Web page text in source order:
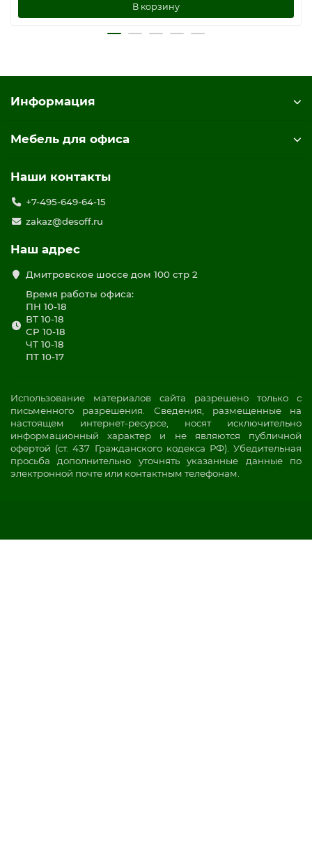
В корзину
Информация
Мебель для офиса
Наши контакты
+7-495-649-64-15
zakaz@desoff.ru
Наш адрес
Дмитровское шоссе дом 100 стр 2
Время работы офиса:
ПН 10-18
ВТ 10-18
СР 10-18
ЧТ 10-18
ПТ 10-17
Использование материалов сайта разрешено только с
письменного разрешения. Сведения, размещенные на
настоящем интернет-ресурсе, носят исключительно
информационный характер и не являются публичной
офертой (ст. 437 Гражданского кодекса РФ). Убедительная
просьба дополнительно уточнять указанные данные по
электронной почте или контактным телефонам.